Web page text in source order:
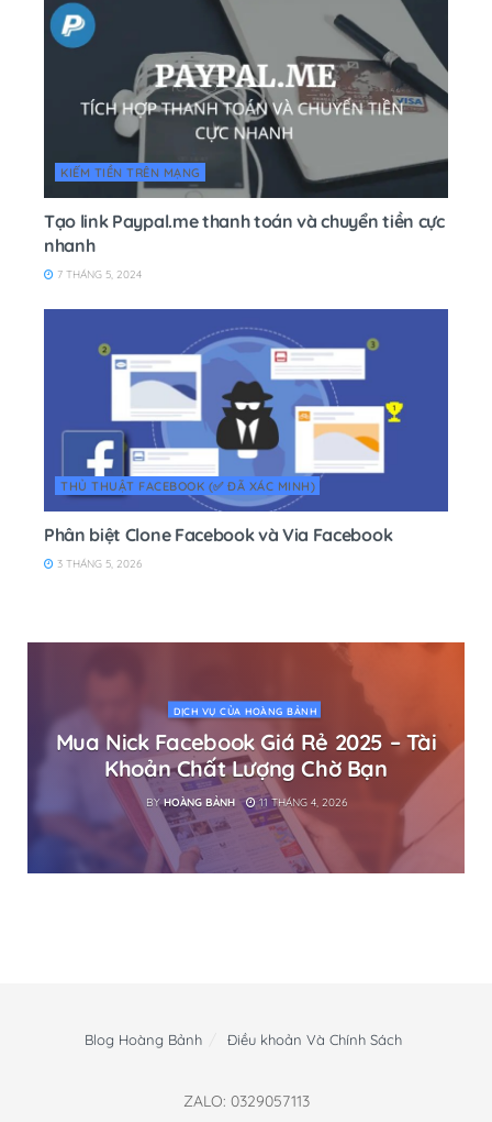
KIẾM TIỀN TRÊN MẠNG
Tạo link Paypal.me thanh toán và chuyển tiền cực
nhanh
7 THÁNG 5, 2024
THỦ THUẬT FACEBOOK (✅ ĐÃ XÁC MINH)
Phân biệt Clone Facebook và Via Facebook
3 THÁNG 5, 2026
DỊCH VỤ CỦA HOÀNG BẢNH
Mua Nick Facebook Giá Rẻ 2025 – Tài
Khoản Chất Lượng Chờ Bạn
BY HOÀNG BẢNH 11 THÁNG 4, 2026
Blog Hoàng Bảnh Điều khoản Và Chính Sách
ZALO: 0329057113